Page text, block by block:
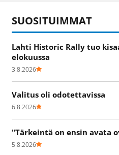
SUOSITUIMMAT
Lahti Historic Rally tuo
elokuussa
3.8.2026
Valitus oli odotettavissa
6.8.2026
"Tärkeintä on ensin avata
5.8.2026